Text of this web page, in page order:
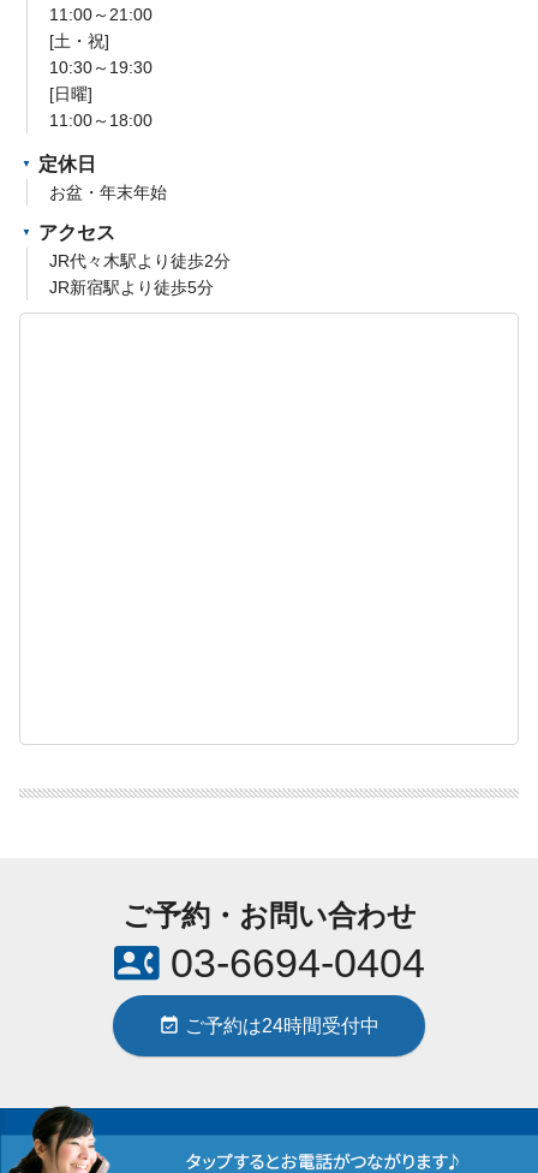
11:00～21:00
[土・祝]
10:30～19:30
[日曜]
11:00～18:00
定休日
お盆・年末年始
アクセス
JR代々木駅より徒歩2分
JR新宿駅より徒歩5分
ご予約・お問い合わせ
contact_phone03-6694-0404
event_available ご予約は24時間受付中
東洋はり灸院 新宿代々木院 / 〒151-0053 東京都渋谷区代々木1-55-14
セントヒルズ代々木503 / JR代々木駅より徒歩2分 JR新宿駅より徒歩